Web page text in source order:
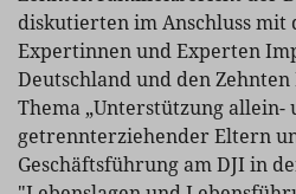
diskutierten im Anschluss
Expertinnen und Experten
Deutschland und den
Thema „Unterstützung allein-
getrennterziehender Eltern
Geschäftsführung am DJI in